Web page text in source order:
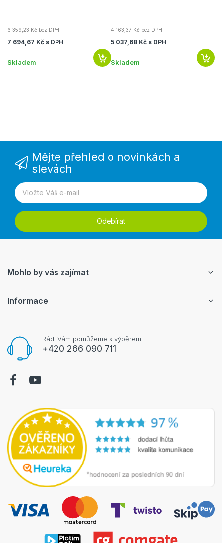
6 359,23 Kč bez DPH
7 694,67 Kč s DPH
Skladem
4 163,37 Kč bez DPH
5 037,68 Kč s DPH
Skladem
Mějte přehled o novinkách a
slevách
Odebírat
Rádi Vám pomůžeme s výběrem!
+420 266 090 711
Mohlo by vás zajímat
Informace